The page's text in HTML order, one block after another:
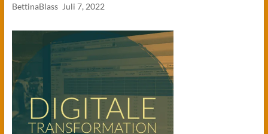
BettinaBlass Juli 7, 2022